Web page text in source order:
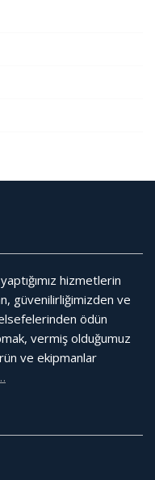
hizmetlerin
güvenilirliğimizden ve
ödün
vermiş olduğumuz
ve ekipmanlar